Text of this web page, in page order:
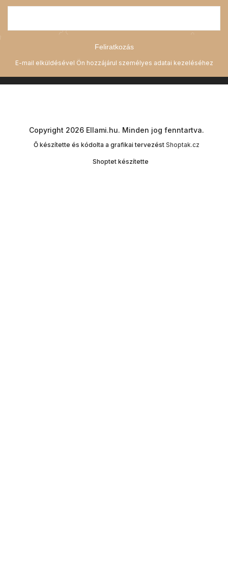
Feliratkozás
Shoptet készítette
Copyright 2026 Ellami.hu. Minden jog fenntartva.
Ő készítette és kódolta a grafikai tervezést Shoptak.cz